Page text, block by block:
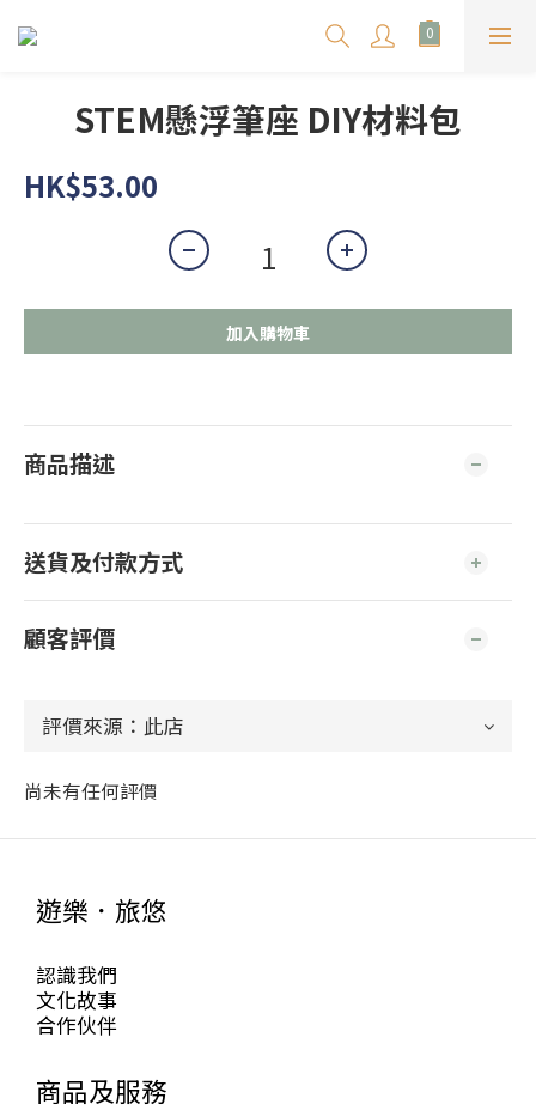
STEM懸浮筆座 DIY材料包
HK$53.00
加入購物車
商品描述
送貨及付款方式
顧客評價
尚未有任何評價
遊樂．旅悠
認識我們
文化故事
合作伙伴
商品及服務